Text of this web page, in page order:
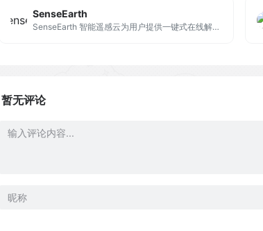
SenseEarth
SenseEarth 智能遥感云为用户提供一键式在线解译服务 | SenseEarth makes spatial analysis at your fingertips
暂无评论